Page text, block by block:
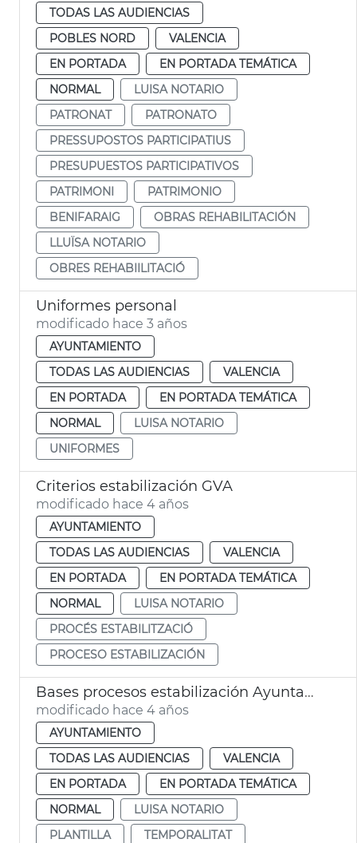
TODAS LAS AUDIENCIAS
POBLES NORD
VALENCIA
EN PORTADA
EN PORTADA TEMÁTICA
NORMAL
LUISA NOTARIO
PATRONAT
PATRONATO
PRESSUPOSTOS PARTICIPATIUS
PRESUPUESTOS PARTICIPATIVOS
PATRIMONI
PATRIMONIO
BENIFARAIG
OBRAS REHABILITACIÓN
LLUÏSA NOTARIO
OBRES REHABIILITACIÓ
Uniformes personal
modificado hace 3 años
AYUNTAMIENTO
TODAS LAS AUDIENCIAS
VALENCIA
EN PORTADA
EN PORTADA TEMÁTICA
NORMAL
LUISA NOTARIO
UNIFORMES
Criterios estabilización GVA
modificado hace 4 años
AYUNTAMIENTO
TODAS LAS AUDIENCIAS
VALENCIA
EN PORTADA
EN PORTADA TEMÁTICA
NORMAL
LUISA NOTARIO
PROCÉS ESTABILITZACIÓ
PROCESO ESTABILIZACIÓN
Bases procesos estabilización Ayuntamiento
modificado hace 4 años
AYUNTAMIENTO
TODAS LAS AUDIENCIAS
VALENCIA
EN PORTADA
EN PORTADA TEMÁTICA
NORMAL
LUISA NOTARIO
PLANTILLA
TEMPORALITAT